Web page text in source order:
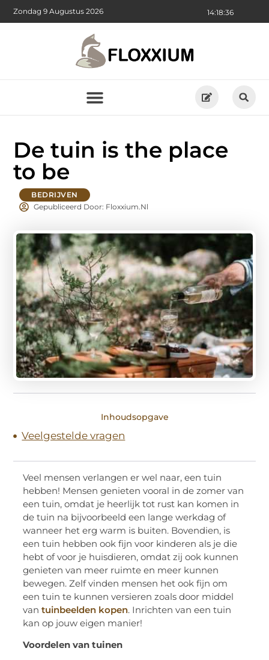
14:18:38
Zondag 9 Augustus 2026
De tuin is the place
to be
BEDRIJVEN
Gepubliceerd Door: Floxxium.nl
Inhoudsopgave
Veelgestelde vragen
Veel mensen verlangen er wel naar, een tuin
hebben! Mensen genieten vooral in de zomer van
een tuin, omdat je heerlijk tot rust kan komen in
de tuin na bijvoorbeeld een lange werkdag of
wanneer het erg warm is buiten. Bovendien, is
een tuin hebben ook fijn voor kinderen als je die
hebt of voor je huisdieren, omdat zij ook kunnen
genieten van meer ruimte en meer kunnen
bewegen. Zelf vinden mensen het ook fijn om
een tuin te kunnen versieren zoals door middel
vantuinbeelden kopen. Inrichten van een tuin
kan op jouw eigen manier!
Voordelen van tuinen